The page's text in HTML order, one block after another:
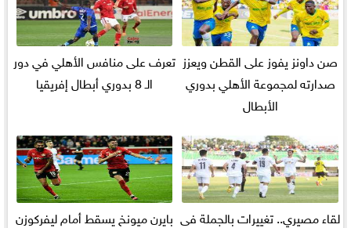
صن داونز يفوز على القطن ويعزز
صدارته لمجموعة الأهلي بدوري
الأبطال
تعرف على منافس الأهلي في دور
الـ 8 بدوري أبطال إفريقيا
لقاء مصيري.. تغييرات بالجملة فى بايرن ميونخ يسقط أمام ليفركوزن